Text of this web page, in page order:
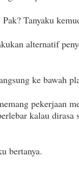
Tanyaku
alternatif
ke bawah
pekerjaan
kalau
bertanya.